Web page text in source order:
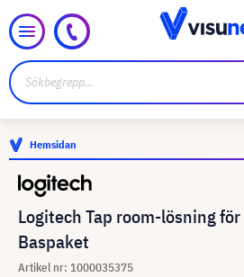
Hemsidan
Logitech Tap room-lösning
Baspaket
Artikel nr: 1000035375